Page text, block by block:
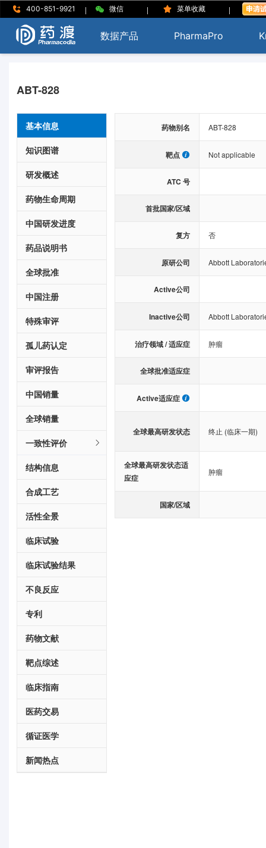
400-851-9921 | 微信 | 菜单收藏 |
数据产品 PharmaPro
ABT-828
基本信息
知识图谱
研发概述
药物生命周期
中国研发进度
药品说明书
全球批准
中国注册
特殊审评
孤儿药认定
审评报告
中国销量
全球销量
一致性评价
结构信息
合成工艺
活性全景
临床试验
临床试验结果
不良反应
专利
药物文献
靶点综述
临床指南
医药交易
循证医学
新闻热点
药物别名 ABT-828
靶点 Not applicable
ATC 号
首批国家/区域
复方 否
原研公司 Abbott
Active公司
Inactive公司 Abbott
治疗领域 / 适应症 肿瘤
全球批准适应症
Active适应症
全球最高研发状态 终止 (临床一期)
全球最高研发状态适
应症
肿瘤
国家/区域